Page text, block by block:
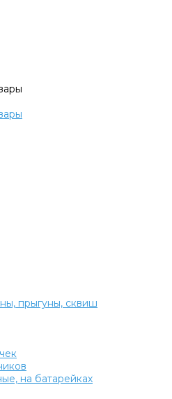
прыгуны, сквиш
на батарейках